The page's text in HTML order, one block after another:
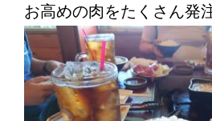
お高めの肉をたくさん発